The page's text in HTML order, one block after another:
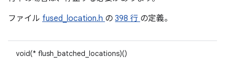
ファイル fused_location.h の 398 行 の定義。
void(* flush_batched_locations)()